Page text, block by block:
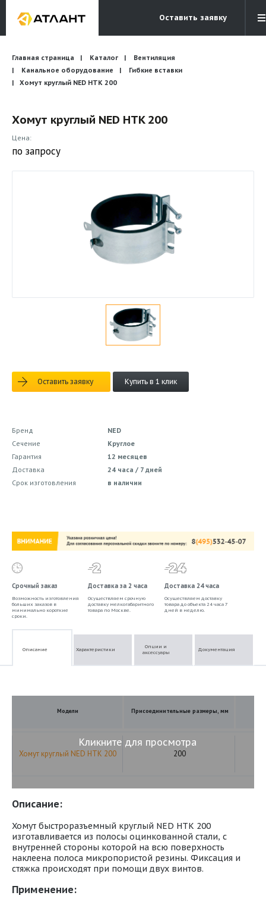
Оставить заявку
Электронная почта
info@atlantcompany.ru
Бесплатный звонок
8 (495) 532-45-07
Бренды
Главная страница Каталог
Вентиляция
Канальное оборудование
Гибкие вставки
Хомут круглый NED HTK 200
Хомут круглый NED HTK 200
Цена:
по запросу
Оставить заявку Купить в 1 клик
Бренд
NED
Сечение
Круглое
Гарантия
12 месяцев
Доставка
24 часа / 7 дней
Срок изготовления
в наличии
Срочный заказ
Возможность изготовления
больших заказов в
минимально короткие
сроки.
Доставка за 2 часа
Осуществляем срочную
доставку мелкогабаритного
товара по Москве.
Доставка 24 часа
Осуществляем доставку
товара до объекта 24 часа 7
дней в неделю.
Описание Характеристики
Опции и
аксессуары
Документация
Модели Присоединительные размеры, мм
Хомут круглый NED HTK 200 200
Кликните для просмотра
Описание:
Хомут быстроразъемный круглый NED HTK 200
изготавливается из полосы оцинкованной стали, с
внутренней стороны которой на всю поверхность
наклеена полоса микропористой резины. Фиксация и
стяжка происходят при помощи двух винтов.
Применение: